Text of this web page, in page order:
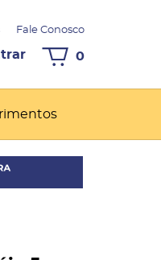
Fale Conosco
0